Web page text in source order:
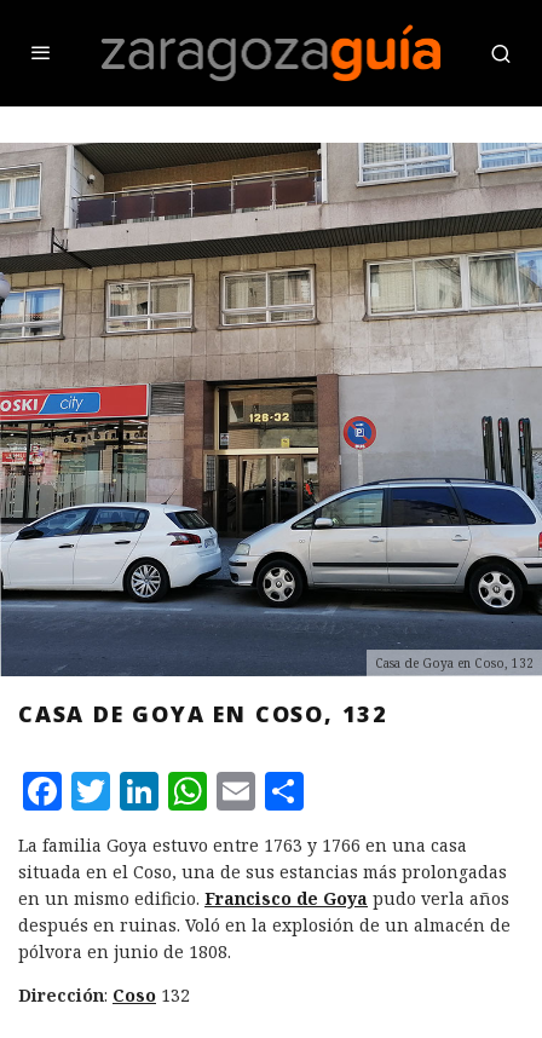
Casa de Goya en Coso, 132
CASA DE GOYA EN COSO, 132
F
a
c
e
b
o
T
w
it
te
r
L
i
n
k
e
d
W
h
at
s
A
E
m
ai
l
o
m
p
a
La familia Goya estuvo entre 1763 y 1766 en una casa
situada en el Coso, una de sus estancias más prolongadas
en un mismo edificio. Francisco de Goya pudo verla años
después en ruinas. Voló en la explosión de un almacén de
pólvora en junio de 1808.
Dirección: Coso 132